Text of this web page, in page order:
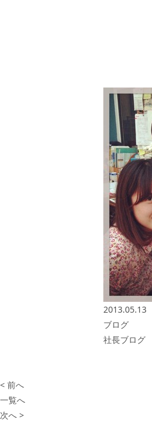
2013.05.13
ブログ
社長ブログ
< 前へ
一覧へ
次へ >